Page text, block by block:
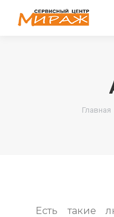
Вы
Главная
Есть такие